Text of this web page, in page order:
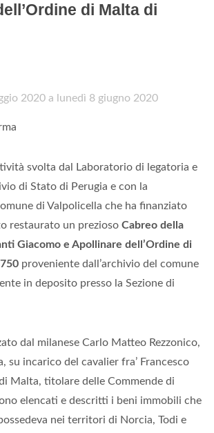
di Malta di
2020 a lunedì 8 giugno 2020
svolta dal Laboratorio di legatoria e
di Stato di Perugia e con la
di Valpolicella che ha finanziato
restaurato un prezioso Cabreo della
Giacomo e Apollinare dell’Ordine di
proveniente dall’archivio del comune
in deposito presso la Sezione di
dal milanese Carlo Matteo Rezzonico,
su incarico del cavalier fra’ Francesco
Malta, titolare delle Commende di
elencati e descritti i beni immobili che
nei territori di Norcia, Todi e